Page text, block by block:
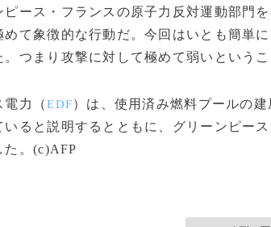
ース・フランスの原子力反対運動部門
めて象徴的な行動だ。今回はいとも簡単
。つまり攻撃に対して極めて弱いというこ
力（EDF）は、使用済み燃料プールの
いると説明するとともに、グリーンピー
た。(c)AFP